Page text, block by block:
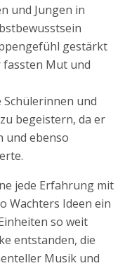
und Jungen in
gestärkt
fassten Mut und
und
begeistern, da er
und ebenso
jede Erfahrung mit
Wachters Ideen ein
so weit
entstanden, die
Musik und